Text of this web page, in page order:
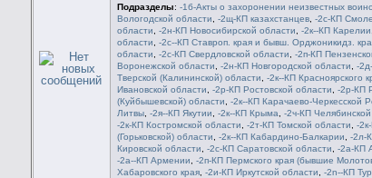
Подразделы: -1б-Акты о захоронении неизвестных
Вологодской области
-2щ-КП казахстанцев, -2с-КП
области
-2н-КП Новосибирской области -2к--КП Карелии
области
-2c--КП Ставроп. края и бывш. Орджоникидз.
области
-2с-КП Свердловской области -2п-КП
Воронежской области
-2н-КП Новгородской области -
Тверской (Калининской) области
-2к--КП Красноярского
Ивановской области
-2р-КП Ростовской области -2р-КП
(Куйбышевской) области
-2к--КП Карачаево-Черкесской
Литвы, -2я--КП Якутии -2к--КП Крыма -2ч-КП
-2к-КП Костромской области
-2т-КП Томской области -
(Горьковской) области
-2к--КП Кабардино-Балкарии -2л-
Кировской области
-2c-КП Саратовской области -2а-КП
-2а--КП Армении
-2п-КП Пермского края (бывшие
Хабаровского края, -2и-КП Иркутской области -2n--КП